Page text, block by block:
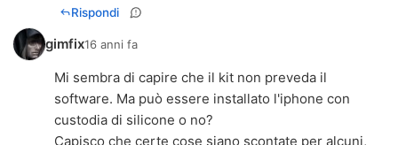
Rispondi
gimfix16 anni fa
Mi sembra di capire che il kit non preveda il
software. Ma può essere installato l'iphone con
custodia di silicone o no?
Capisco che certe cose siano scontate per alcuni,